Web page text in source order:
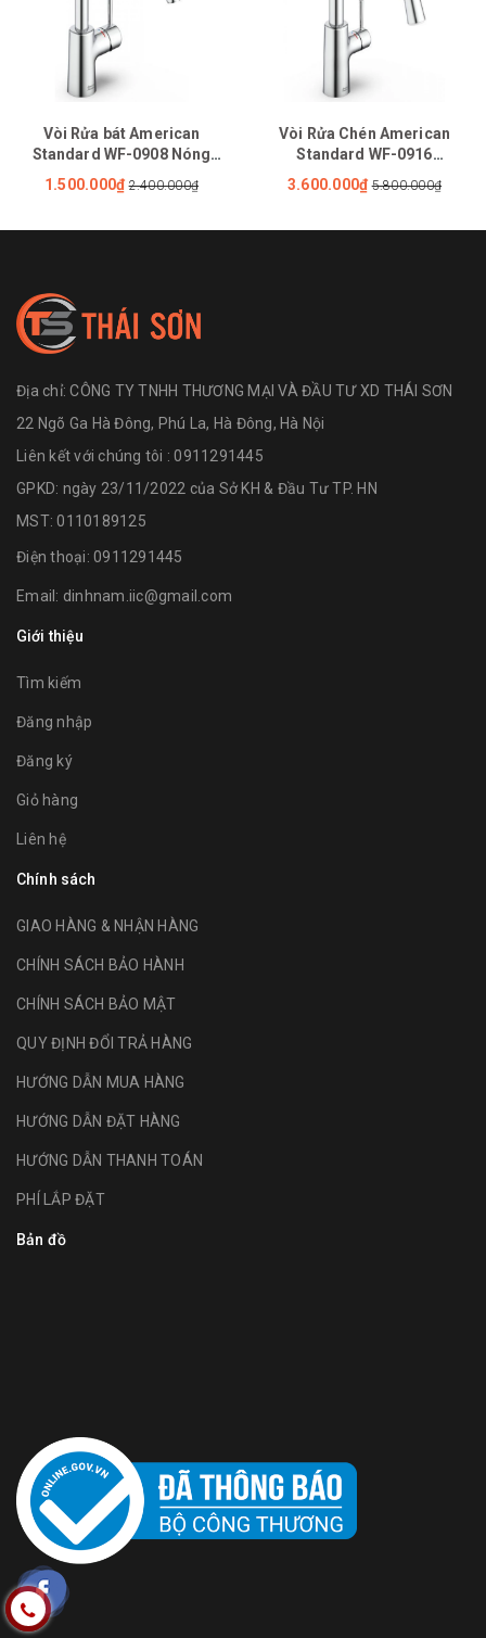
Vòi Rửa bát American
Standard WF-0908 Nóng
Lạnh
1.500.000₫ 2.400.000₫
Vòi Rửa Chén American
Standard WF-0916
(1009160000) Nóng Lạnh Rút
Dây Agate
3.600.000₫ 5.800.000₫
Địa chỉ:CÔNG TY TNHH THƯƠNG MẠI VÀ ĐẦU TƯ XD THÁI SƠN
22 Ngõ Ga Hà Đông, Phú La, Hà Đông, Hà Nội
Liên kết với chúng tôi : 0911291445
GPKD: ngày 23/11/2022 của Sở KH & Đầu Tư TP. HN
MST: 0110189125
Điện thoại: 0911291445
Email: dinhnam.iic@gmail.com
Giới thiệu
Tìm kiếm
Đăng nhập
Đăng ký
Giỏ hàng
Liên hệ
Chính sách
GIAO HÀNG & NHẬN HÀNG
CHÍNH SÁCH BẢO HÀNH
CHÍNH SÁCH BẢO MẬT
QUY ĐỊNH ĐỔI TRẢ HÀNG
HƯỚNG DẪN MUA HÀNG
HƯỚNG DẪN ĐẶT HÀNG
HƯỚNG DẪN THANH TOÁN
PHÍ LẮP ĐẶT
Bản đồ